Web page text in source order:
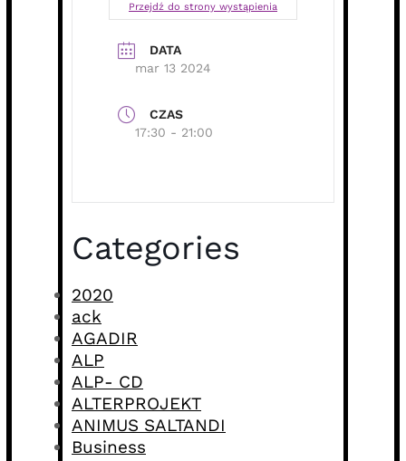
Przejdź do strony wystąpienia
DATA
mar 13 2024
CZAS
17:30 - 21:00
Categories
2020
ack
AGADIR
ALP
ALP- CD
ALTERPROJEKT
ANIMUS SALTANDI
Business